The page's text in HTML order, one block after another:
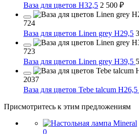
Ваза для цветов H32,5 2 500 ₽
724
Ваза для цветов Linen grey H29,5
723
Ваза для цветов Linen grey H39,5
2037
Ваза для цветов Tebe talcum H26,5
Присмотритесь к этим предложениям
0